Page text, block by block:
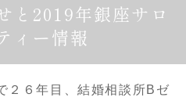
と2019年銀座サロ
ィー情報
２６年目、結婚相談所Bゼ